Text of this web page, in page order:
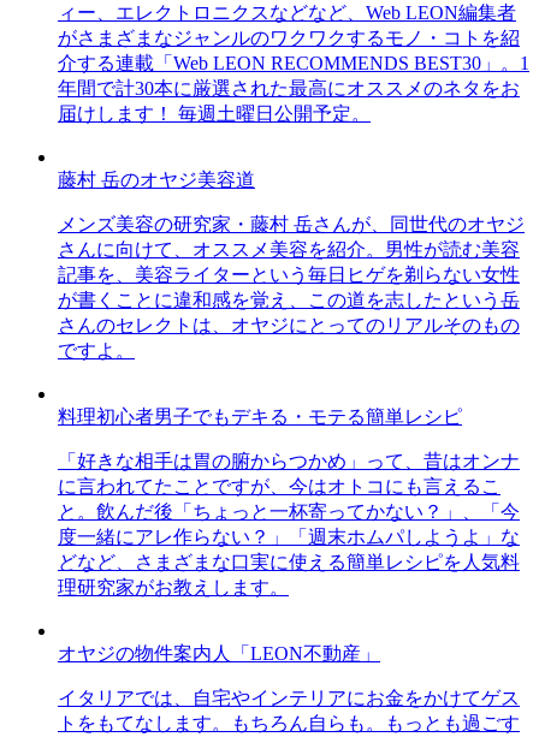
ィー、エレクトロニクスなどなど、Web LEON編集者
がさまざまなジャンルのワクワクするモノ・コトを紹
介する連載「Web LEON RECOMMENDS BEST30」。1
年間で計30本に厳選された最高にオススメのネタをお
届けします！ 毎週土曜日公開予定。
藤村 岳のオヤジ美容道
メンズ美容の研究家・藤村 岳さんが、同世代のオヤジ
さんに向けて、オススメ美容を紹介。男性が読む美容
記事を、美容ライターという毎日ヒゲを剃らない女性
が書くことに違和感を覚え、この道を志したという岳
さんのセレクトは、オヤジにとってのリアルそのもの
ですよ。
料理初心者男子でもデキる・モテる簡単レシピ
「好きな相手は胃の腑からつかめ」って、昔はオンナ
に言われてたことですが、今はオトコにも言えるこ
と。飲んだ後「ちょっと一杯寄ってかない？」、「今
度一緒にアレ作らない？」「週末ホムパしようよ」な
どなど、さまざまな口実に使える簡単レシピを人気料
理研究家がお教えします。
オヤジの物件案内人「LEON不動産」
イタリアでは、自宅やインテリアにお金をかけてゲス
トをもてなします。もちろん自らも。もっとも過ごす